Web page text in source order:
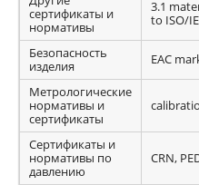
сертификаты и
нормативы
3.1
to ISO/
Безопасность
изделия
EAC
Метрологические
нормативы и
сертификаты
Сертификаты и
нормативы по
давлению
CRN,